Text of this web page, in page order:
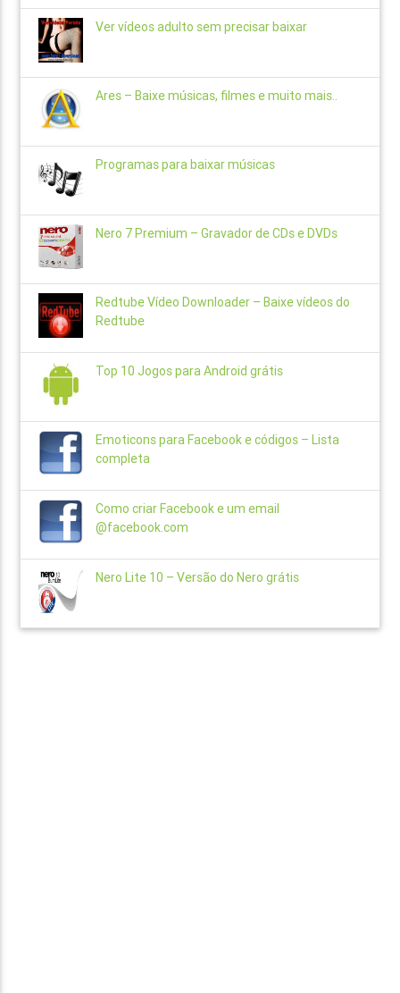
Ver vídeos adulto sem precisar baixar
Ares – Baixe músicas, filmes e muito mais..
Programas para baixar músicas
Nero 7 Premium – Gravador de CDs e DVDs
Redtube Vídeo Downloader – Baixe vídeos do
Redtube
Top 10 Jogos para Android grátis
Emoticons para Facebook e códigos – Lista
completa
Como criar Facebook e um email
@facebook.com
Nero Lite 10 – Versão do Nero grátis